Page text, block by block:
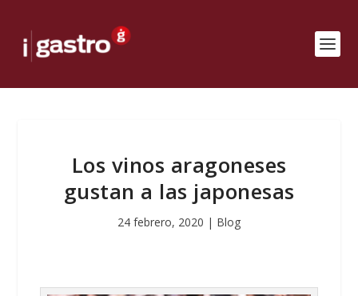
Los vinos aragoneses
gustan a las japonesas
24 febrero, 2020 | Blog